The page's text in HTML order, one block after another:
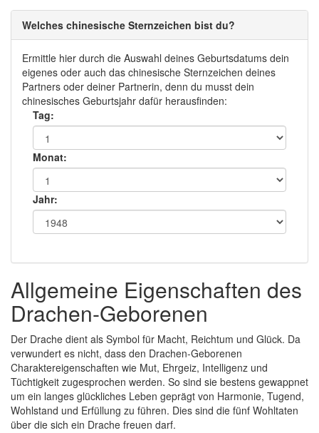
Welches chinesische Sternzeichen bist du?
Ermittle hier durch die Auswahl deines Geburtsdatums dein
eigenes oder auch das chinesische Sternzeichen deines
Partners oder deiner Partnerin, denn du musst dein
chinesisches Geburtsjahr dafür herausfinden:
Tag:
Monat:
Jahr:
Allgemeine Eigenschaften des
Drachen-Geborenen
Der Drache dient als Symbol für Macht, Reichtum und Glück. Da
verwundert es nicht, dass den Drachen-Geborenen
Charaktereigenschaften wie Mut, Ehrgeiz, Intelligenz und
Tüchtigkeit zugesprochen werden. So sind sie bestens gewappnet
um ein langes glückliches Leben geprägt von Harmonie, Tugend,
Wohlstand und Erfüllung zu führen. Dies sind die fünf Wohltaten
über die sich ein Drache freuen darf.